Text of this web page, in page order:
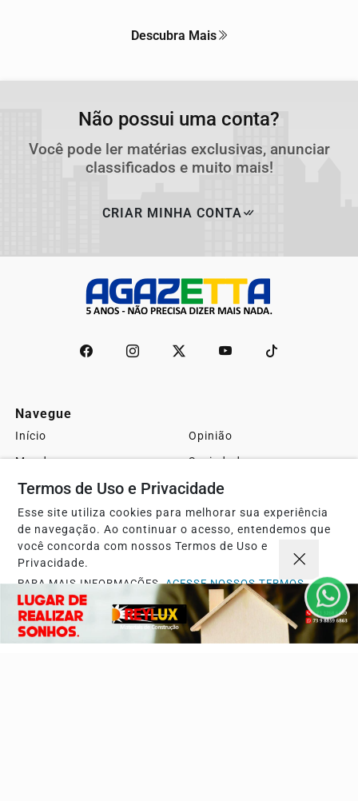
Descubra Mais
Não possui uma conta?
Você pode ler matérias exclusivas, anunciar
classificados e muito mais!
CRIAR MINHA CONTA
Navegue
Início
Opinião
Mundo
Sociedade
Ciência & Tecnologia
Educação
Política
Economia
Saúde
Cidades
Cultura
Futebol
Sobre
FAQ
Termos de Uso e Privacidade
Esse site utiliza cookies para melhorar sua experiência
de navegação. Ao continuar o acesso, entendemos que
você concorda com nossos Termos de Uso e
Privacidade.
PARA MAIS INFORMAÇÕES,ACESSE NOSSOS TERMOS
CLICANDO AQUI
PROSSEGUIR